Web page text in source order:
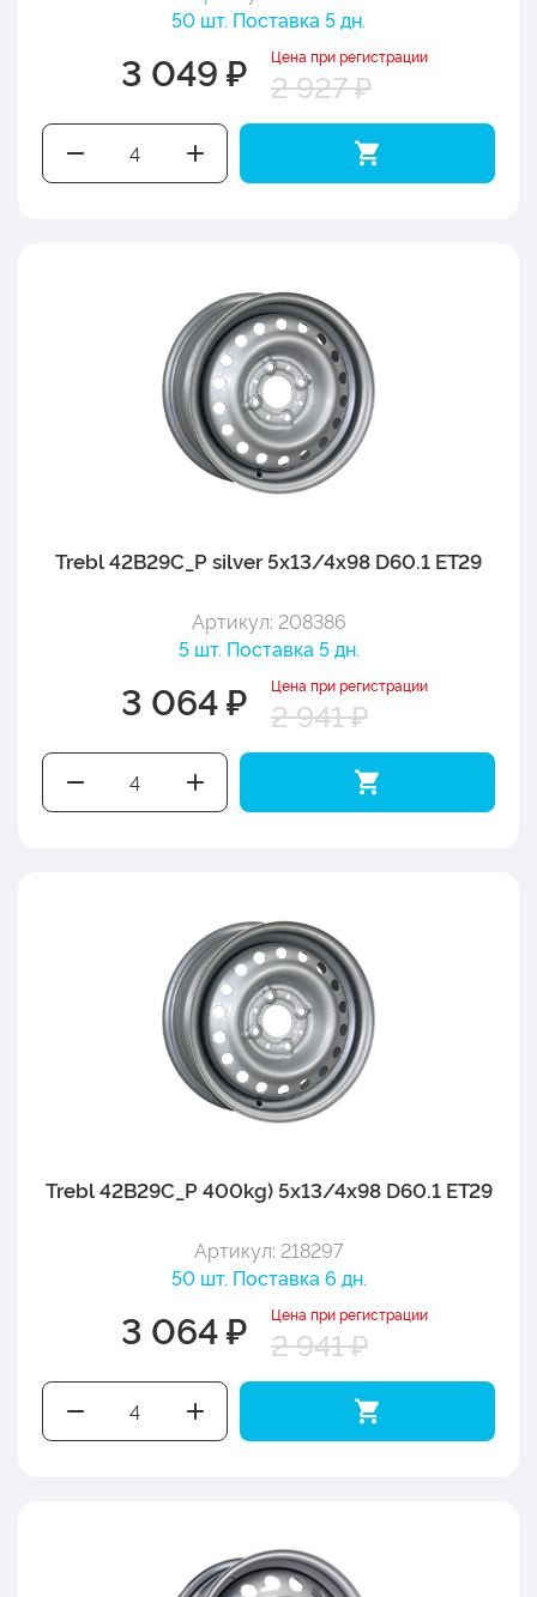
50 шт. Поставка 5 дн.
3 049 ₽ Цена при регистрации
2 927 ₽
Trebl 42B29C_P silver 5x13/4x98 D60.1 ET29
Артикул: 208386
5 шт. Поставка 5 дн.
3 064 ₽ Цена при регистрации
2 941 ₽
Trebl 42B29C_P 400kg) 5x13/4x98 D60.1 ET29
Артикул: 218297
50 шт. Поставка 6 дн.
3 064 ₽ Цена при регистрации
2 941 ₽